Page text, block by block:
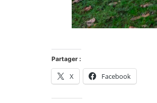
Partager :
X Facebook